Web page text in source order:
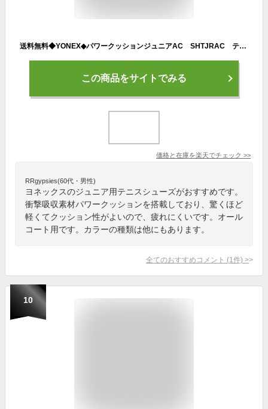
送料無料◆YONEX◆パワークッションジュニアAC SHTJRAC テニスシューズ ジュニア オールコート用 ヨネックス
この商品をサイトでみる
価格と在庫を楽天でチェック >>
RRgypsies(60代・男性)
ヨネックスのジュニア用テニスシューズがおすすめです。
衝撃吸収素材パワークッションを搭載しており、驚くほど
軽くてクッション性がよいので、疲れにくいです。オール
コート用です。カラーの種類は他にもあります。
全てのおすすめコメント (1 件) >
10